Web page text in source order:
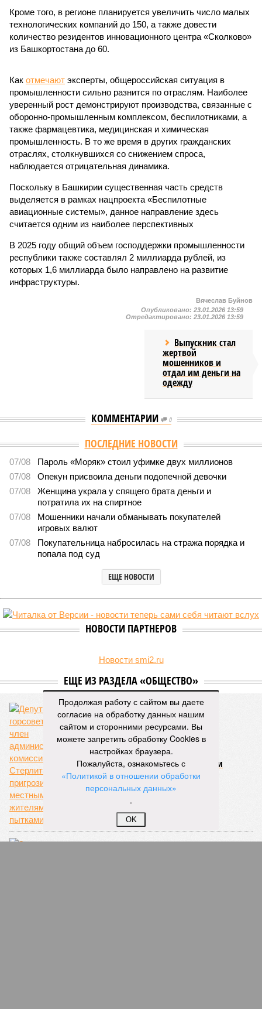
Кроме того, в регионе планируется увеличить число малых
технологических компаний до 150, а также довести
количество резидентов инновационного центра «Сколково»
из Башкортостана до 60.
Как отмечают эксперты, общероссийская ситуация в
промышленности сильно разнится по отраслям. Наиболее
уверенный рост демонстрируют производства, связанные с
оборонно-промышленным комплексом, беспилотниками, а
также фармацевтика, медицинская и химическая
промышленность. В то же время в других гражданских
отраслях, столкнувшихся со снижением спроса,
наблюдается отрицательная динамика.
Поскольку в Башкирии существенная часть средств
выделяется в рамках нацпроекта «Беспилотные
авиационные системы», данное направление здесь
считается одним из наиболее перспективных
В 2025 году общий объем господдержки промышленности
республики также составлял 2 миллиарда рублей, из
которых 1,6 миллиарда было направлено на развитие
инфраструктуры.
Вячеслав Буйнов
Опубликовано: 23.01.2026 13:59
Отредактировано: 23.01.2026 13:59
Выпускник стал
жертвой
мошенников и
отдал им деньги на
одежду
КОММЕНТАРИИ 0
ПОСЛЕДНИЕ НОВОСТИ
07/08
Пароль «Моряк» стоил уфимке двух миллионов
07/08
Опекун присвоила деньги подопечной девочки
07/08
Женщина украла у спящего брата деньги и
потратила их на спиртное
07/08
Мошенники начали обманывать покупателей
игровых валют
07/08
Покупательница набросилась на стража порядка и
попала под суд
ЕЩЕ НОВОСТИ
НОВОСТИ ПАРТНЕРОВ
Новости smi2.ru
ЕЩЕ ИЗ РАЗДЕЛА «ОБЩЕСТВО»
Депутатский беспредел по–башкирски
Продолжая работу с сайтом вы даете
согласие на обработку данных нашим
сайтом и сторонними ресурсами. Вы
можете запретить обработку Cookies в
настройках браузера.
Пожалуйста, ознакомьтесь с
«Политикой в отношении обработки
персональных данных»
.
OK